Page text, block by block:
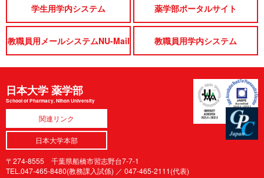
学生用学内システム 薬学部ポータルサイト
教職員用メールシステムNU-Mail 教職員用学内システム
日本大学 薬学部
School of Pharmacy, Nihon University
関連リンク
日本大学本部
〒274-8555 千葉県船橋市習志野台7-7-1
TEL.047-465-8480(教務課入試係) ／ 047-465-2111(代表)